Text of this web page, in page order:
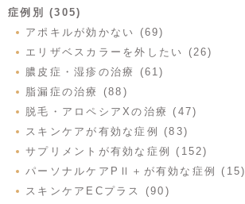
症例別 (305)
アポキルが効かない (69)
エリザベスカラーを外したい (26)
膿皮症・湿疹の治療 (61)
脂漏症の治療 (88)
脱毛・アロペシアXの治療 (47)
スキンケアが有効な症例 (83)
サプリメントが有効な症例 (152)
パーソナルケアPⅡ＋が有効な症例 (15)
スキンケアECプラス (90)